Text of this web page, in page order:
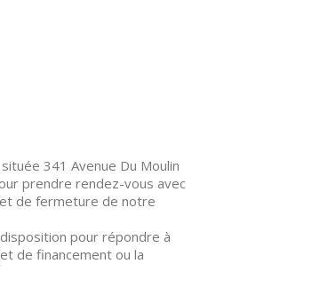
341 Avenue Du Moulin
prendre rendez-vous avec
de fermeture de notre
pour répondre à
de financement ou la